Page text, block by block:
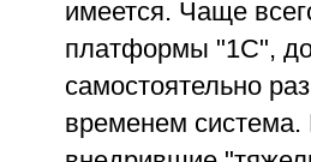
имеется. Чаще
платформы "1С",
самостоятельно
временем система.